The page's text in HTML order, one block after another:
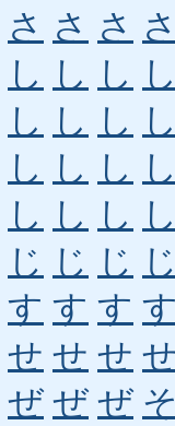
さ さ さ
し し し
し し し
し し し
し し し
じ じ じ
す す す
せ せ せ
ぜ ぜ ぜ